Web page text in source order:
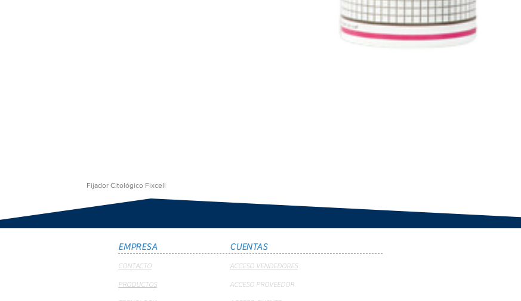
Fijador Citológico Fixcell
EMPRESA CUENTAS
CONTACTO
PRODUCTOS
ACCESO VENDEDORES
ACCESO PROVEEDOR